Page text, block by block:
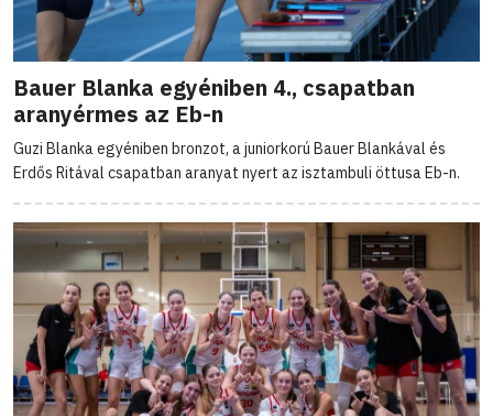
Bauer Blanka egyéniben 4., csapatban
aranyérmes az Eb-n
Guzi Blanka egyéniben bronzot, a juniorkorú Bauer Blankával és
Erdős Ritával csapatban aranyat nyert az isztambuli öttusa Eb-n.